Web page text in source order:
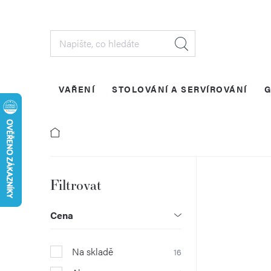
VAŘENÍ STOLOVÁNÍ A SERVÍROVÁNÍ
P
o
s
t
Cena
Na skladě 16